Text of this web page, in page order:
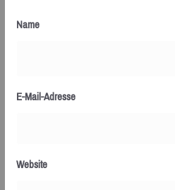
Name
E-Mail-Adresse
Website